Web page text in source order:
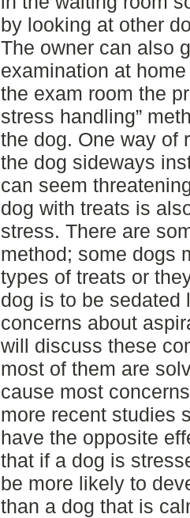
by looking at other
The owner can also
examination at
the exam room the
stress handling”
the dog. One way of
the dog sideways
can seem
dog with treats is
stress. There are
method; some dogs
types of treats or
dog is to be sedated
concerns about
will discuss these
most of them are
cause most
more recent studies
have the opposite
that if a dog is
be more likely to
than a dog that is